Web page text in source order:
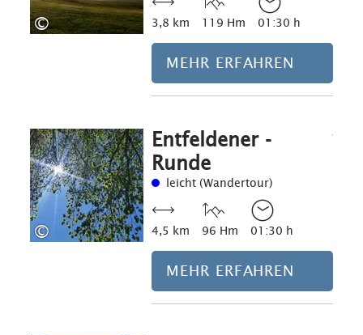
© 3,8 km 119 Hm 01:30 h
MEHR ERFAHREN
©
Entfeldener -
Runde
leicht (Wandertour)
4,5 km 96 Hm 01:30 h
MEHR ERFAHREN